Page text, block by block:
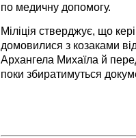
по медичну допомогу.
Міліція стверджує, що
домовилися з козаками
Архангела Михаїла й
поки збиратимуться